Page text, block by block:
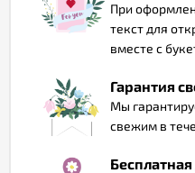
При
текст для
вместе с
Гарантия
Мы
свежим в